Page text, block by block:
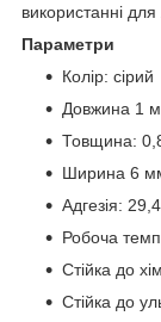
використанні
Параметри
Колір: сірий
Довжина 1 м
Товщина:
Ширина 6
Адгезія:
Робоча
Стійка до
Стійка до